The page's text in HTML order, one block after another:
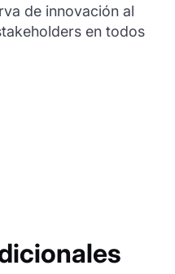
de innovación al
en todos